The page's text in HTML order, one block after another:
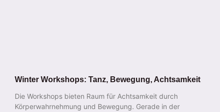
Winter Workshops: Tanz, Bewegung, Achtsamkeit
Die Workshops bieten Raum für Achtsamkeit durch
Körperwahrnehmung und Bewegung. Gerade in der